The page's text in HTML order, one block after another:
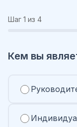
Шаг 1 из 4
Кем вы